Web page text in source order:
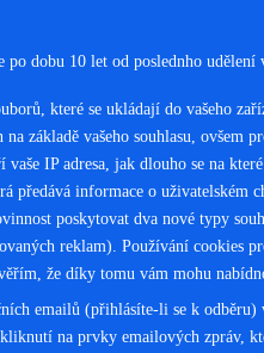
dobu 10 let od poslednho udělení
které se ukládají do vašeho
základě vašeho souhlasu, ovšem
vaše IP adresa, jak dlouho se na
předává informace o uživatelském
poskytovat dva nové typy
reklam). Používání cookies
že díky tomu vám mohu
emailů (přihlásíte-li se k
na prvky emailových zpráv,